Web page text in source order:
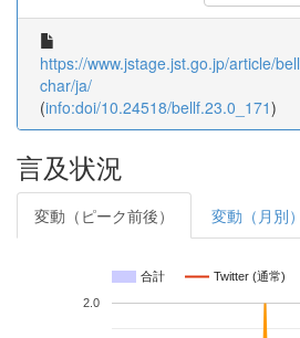
https://www.jstage.jst.go.jp/article/
char/ja/
(info:doi/10.24518/bellf.23.0_171)
言及状況
変動（ピーク前後） 変動（月別）
合計 Twitter (通常)
2.0